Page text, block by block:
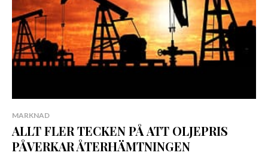
MARKNAD
ALLT FLER TECKEN PÅ ATT OLJEPRIS
PÅVERKAR ÅTERHÄMTNINGEN